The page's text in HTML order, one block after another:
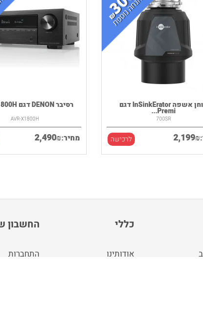
רסיבר DENON דגם AVR-X1800H
AVR-X1800H
מחיר: 2,490₪
טוחן אשפה InSinkErator דגם
Premi...
700SR
2,199₪ לרכישה
החשבון
התחברות
כללי
אודותינו